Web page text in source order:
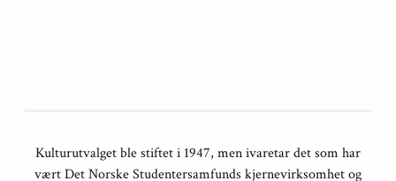
Kulturutvalget ble stiftet i 1947, men ivaretar det som har
vært Det Norske Studentersamfunds kjernevirksomhet og